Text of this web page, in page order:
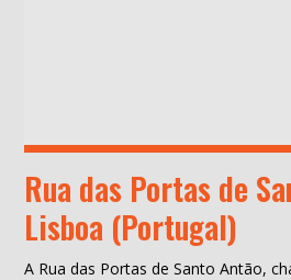
Rua das Portas de
Lisboa (Portugal)
A Rua das Portas de Santo Antão,